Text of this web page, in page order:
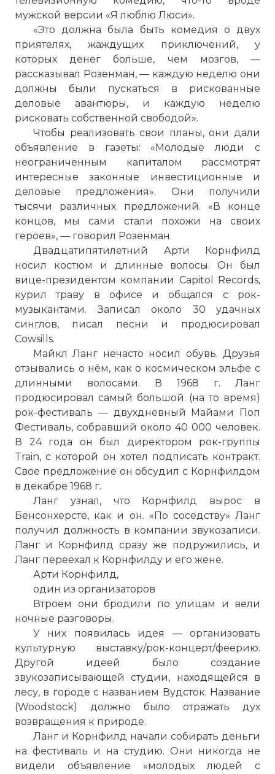
мужской версии «Я люблю Люси».
«Это должна была быть комедия о двух
приятелях, жаждущих приключений, у
которых денег больше, чем мозгов, —
рассказывал Розенман, — каждую неделю они
должны были пускаться в рискованные
деловые авантюры, и каждую неделю
рисковать собственной свободой».
Чтобы реализовать свои планы, они дали
объявление в газеты: «Молодые люди с
неограниченным капиталом рассмотрят
интересные законные инвестиционные и
деловые предложения». Они получили
тысячи различных предложений. «В конце
концов, мы сами стали похожи на своих
героев», — говорил Розенман.
Двадцатипятилетний Арти Корнфилд
носил костюм и длинные волосы. Он был
вице-президентом компании Capitol Records,
курил траву в офисе и общался с рок-
музыкантами. Записал около 30 удачных
синглов, писал песни и продюсировал
Cowsills.
Майкл Ланг нечасто носил обувь. Друзья
отзывались о нём, как о космическом эльфе с
длинными волосами. В 1968 г. Ланг
продюсировал самый большой (на то время)
рок-фестиваль — двухдневный Майами Поп
Фестиваль, собравший около 40 000 человек.
В 24 года он был директором рок-группы
Train, с которой он хотел подписать контракт.
Свое предложение он обсудил с Корнфилдом
в декабре 1968 г.
Ланг узнал, что Корнфилд вырос в
Бенсонхерсте, как и он. «По соседству» Ланг
получил должность в компании звукозаписи.
Ланг и Корнфилд сразу же подружились, и
Ланг переехал к Корнфилду и его жене.
Арти Корнфилд,
один из организаторов
Втроем они бродили по улицам и вели
ночные разговоры.
У них появилась идея — организовать
культурную выставку/рок-концерт/феерию.
Другой идеей было создание
звукозаписывающей студии, находящейся в
лесу, в городе с названием Вудсток. Название
(Woodstock) должно было отражать дух
возвращения к природе.
Ланг и Корнфилд начали собирать деньги
на фестиваль и на студию. Они никогда не
видели объявление «молодых людей с